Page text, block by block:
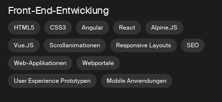
Front-End-Entwicklung
HTML5 CSS3 Angular React Alpine.JS
Vue.JS Scrollanimationen Responsive Layouts SEO
Web-Applikationen Webportale
User Experience Prototypen Mobile Anwendungen